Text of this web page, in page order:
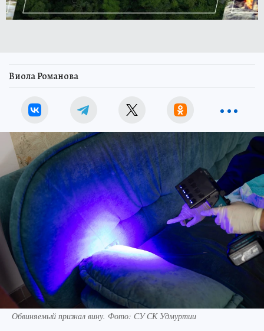
Виола Романова
Обвиняемый признал вину. Фото: СУ СК Удмуртии